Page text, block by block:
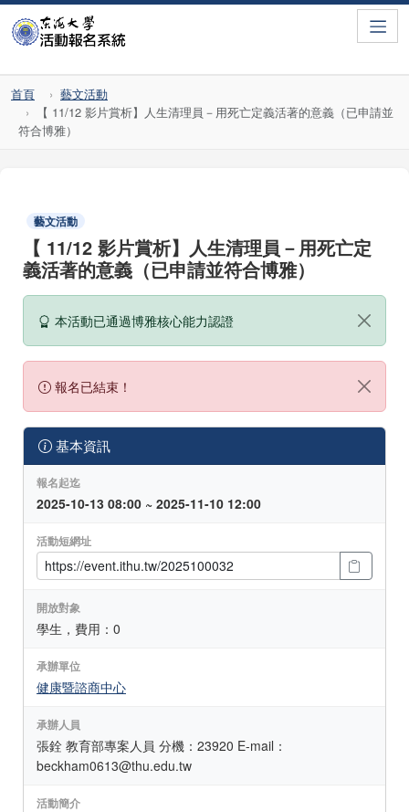
首頁
藝文活動
【 11/12 影片賞析】人生清理員－用死亡定義活著的意義（已申請並
符合博雅）
藝文活動
【 11/12 影片賞析】人生清理員－用死亡定
義活著的意義（已申請並符合博雅）
本活動已通過博雅核心能力認證
報名已結束！
基本資訊
報名起迄
2025-10-13 08:00 ~ 2025-11-10 12:00
活動短網址
開放對象
學生，費用：0
承辦單位
健康暨諮商中心
承辦人員
張銓 教育部專案人員 分機：23920 E-mail：
beckham0613@thu.edu.tw
活動簡介